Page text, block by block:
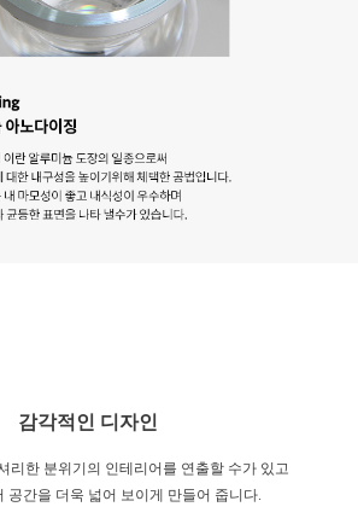
감각적인 디자인
리한 분위기의 인테리어를 연출할 수가 있고
공간을 더욱 넓어 보이게 만들어 줍니다.